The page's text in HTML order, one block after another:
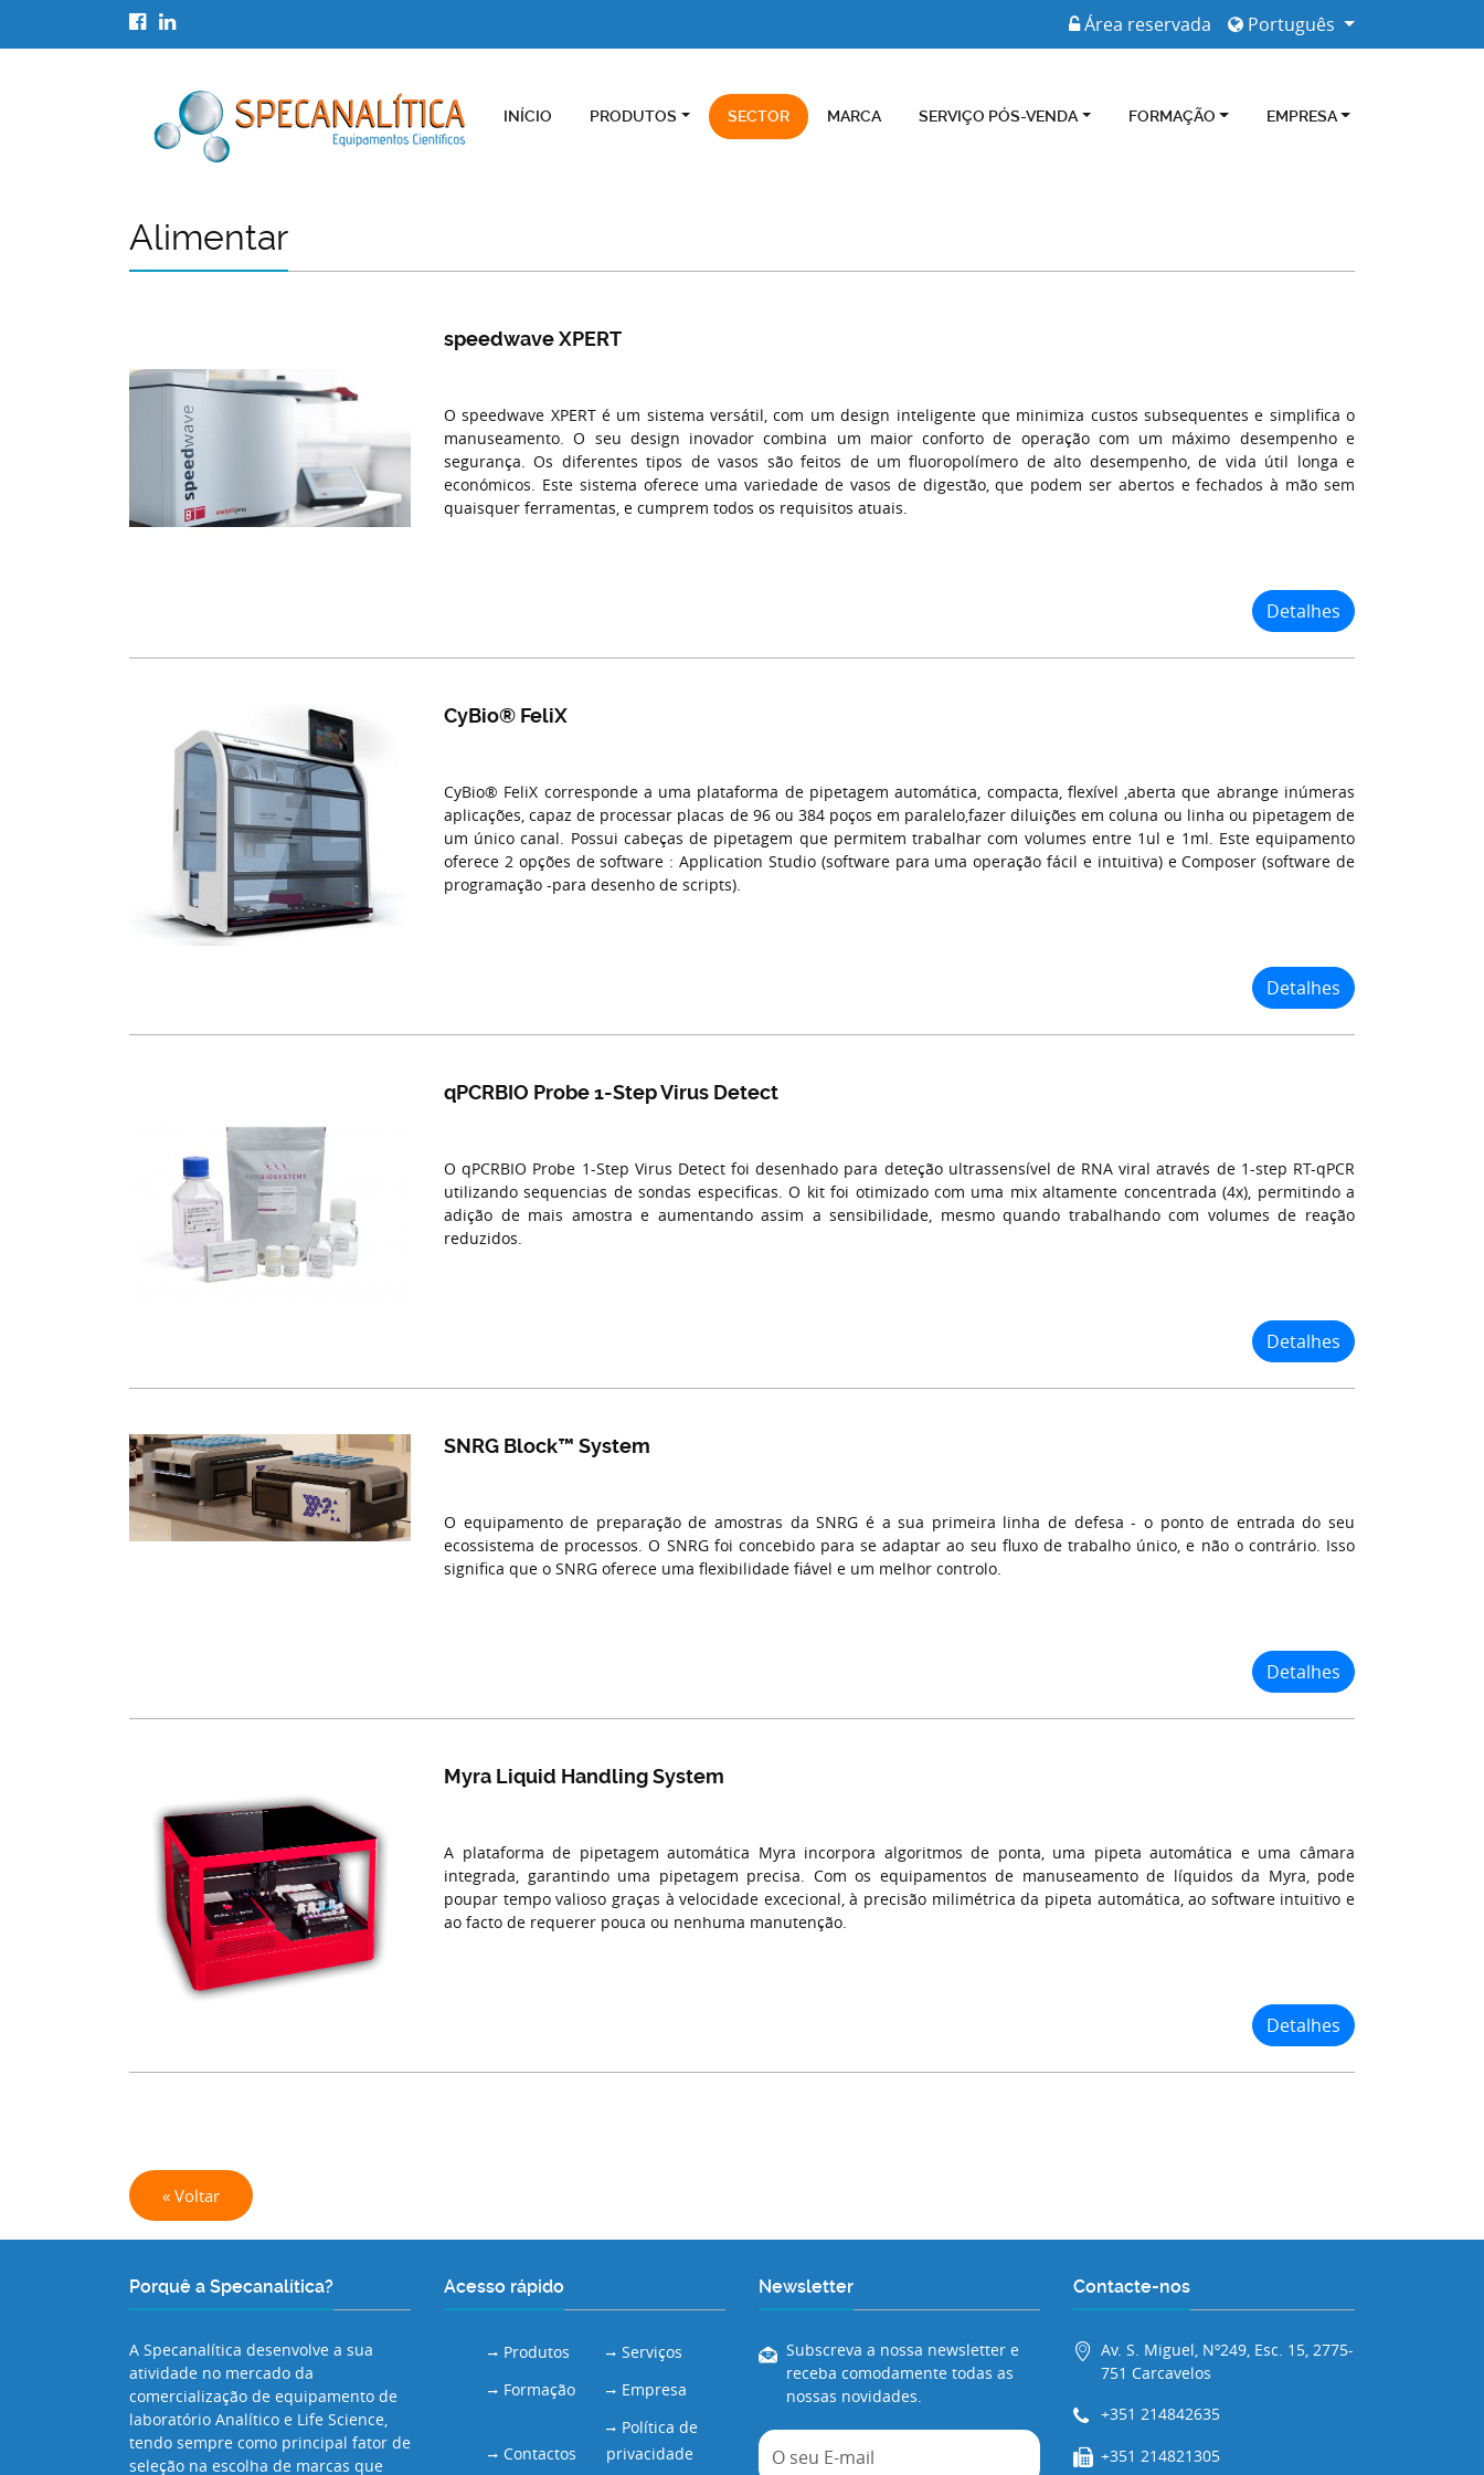
Português
Área reservada
INÍCIO PRODUTOS SECTOR MARCA SERVIÇO PÓS-VENDA FORMAÇÃO EMPRESA
Alimentar
speedwave XPERT
O speedwave XPERT é um sistema versátil, com um design inteligente que minimiza custos subsequentes e simplifica o
manuseamento. O seu design inovador combina um maior conforto de operação com um máximo desempenho e
segurança. Os diferentes tipos de vasos são feitos de um fluoropolímero de alto desempenho, de vida útil longa e
económicos. Este sistema oferece uma variedade de vasos de digestão, que podem ser abertos e fechados à mão sem
quaisquer ferramentas, e cumprem todos os requisitos atuais.
Detalhes
CyBio® FeliX
CyBio® FeliX corresponde a uma plataforma de pipetagem automática, compacta, flexível ,aberta que abrange inúmeras
aplicações, capaz de processar placas de 96 ou 384 poços em paralelo,fazer diluições em coluna ou linha ou pipetagem de
um único canal. Possui cabeças de pipetagem que permitem trabalhar com volumes entre 1ul e 1ml. Este equipamento
oferece 2 opções de software : Application Studio (software para uma operação fácil e intuitiva) e Composer (software de
programação -para desenho de scripts).
Detalhes
qPCRBIO Probe 1-Step Virus Detect
O qPCRBIO Probe 1-Step Virus Detect foi desenhado para deteção ultrassensível de RNA viral através de 1-step RT-qPCR
utilizando sequencias de sondas especificas. O kit foi otimizado com uma mix altamente concentrada (4x), permitindo a
adição de mais amostra e aumentando assim a sensibilidade, mesmo quando trabalhando com volumes de reação
reduzidos.
Detalhes
SNRG Block™ System
O equipamento de preparação de amostras da SNRG é a sua primeira linha de defesa - o ponto de entrada do seu
ecossistema de processos. O SNRG foi concebido para se adaptar ao seu fluxo de trabalho único, e não o contrário. Isso
significa que o SNRG oferece uma flexibilidade fiável e um melhor controlo.
Detalhes
Myra Liquid Handling System
A plataforma de pipetagem automática Myra incorpora algoritmos de ponta, uma pipeta automática e uma câmara
integrada, garantindo uma pipetagem precisa. Com os equipamentos de manuseamento de líquidos da Myra, pode
poupar tempo valioso graças à velocidade excecional, à precisão milimétrica da pipeta automática, ao software intuitivo e
ao facto de requerer pouca ou nenhuma manutenção.
Detalhes
« Voltar
Porquê a Specanalítica?
A Specanalítica desenvolve a sua
atividade no mercado da
comercialização de equipamento de
laboratório Analítico e Life Science,
tendo sempre como principal fator de
seleção na escolha de marcas que
Acesso rápido
Produtos
Serviços
Formação
Empresa
Contactos
Política de
privacidade
Newsletter
Subscreva a nossa newsletter e
receba comodamente todas as
nossas novidades.
Contacte-nos
Av. S. Miguel, Nº249, Esc. 15, 2775-
751 Carcavelos
+351 214842635
+351 214821305